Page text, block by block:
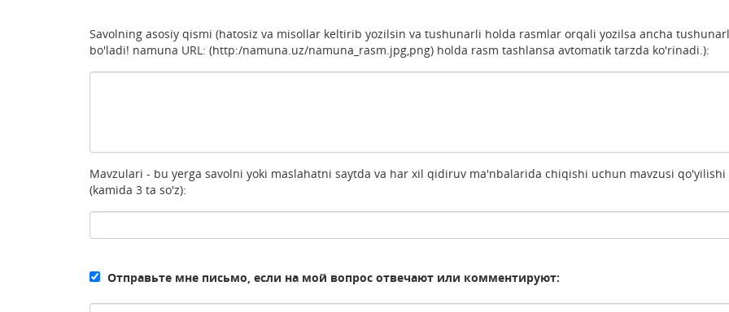
Savolning asosiy qismi (hatosiz va misollar keltirib yozilsin va tushunarli holda rasmlar orqali yozilsa ancha
bo'ladi! namuna URL: (http:/namuna.uz/namuna_rasm.jpg,png) holda rasm tashlansa avtomatik tarzda ko'rinadi.):
Mavzulari - bu yerga savolni yoki maslahatni saytda va har xil qidiruv ma'nbalarida chiqishi uchun mavzusi qo'yilishi
(kamida 3 ta so'z):
Отправьте мне письмо, если на мой вопрос отвечают или комментируют: